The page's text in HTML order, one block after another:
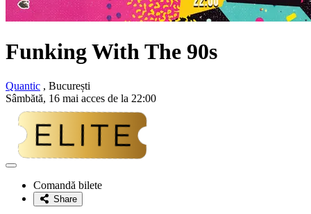
Funking With The 90s
Quantic , București
Sâmbătă, 16 mai acces de la 22:00
Adaugă
favoriteComandă bilete
Share